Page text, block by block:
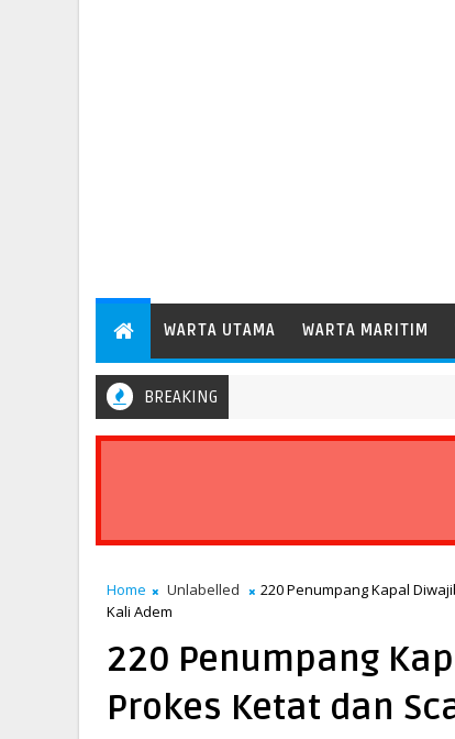
WARTA UTAMA WARTA MARITIM
BREAKING
Dudy Perkuat Evaluasi Aspek Keselamatan Transportasi
Home Unlabelled
220 Penumpang Kapal
Kali Adem
220 Penumpang
Prokes Ketat dan